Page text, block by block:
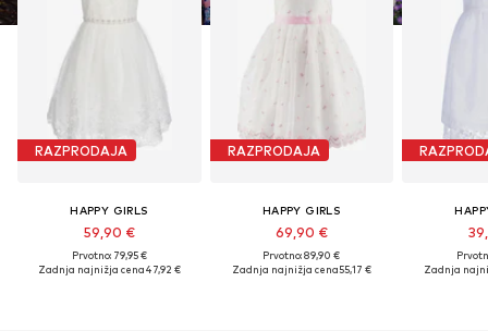
RAZPRODAJA
HAPPY GIRLS
59,90 €
Prvotno: 79,95 €
Zadnja najnižja cena47,92 €
RAZPRODAJA
HAPPY GIRLS
69,90 €
Prvotno: 89,90 €
Zadnja najnižja cena55,17 €
Zadnja